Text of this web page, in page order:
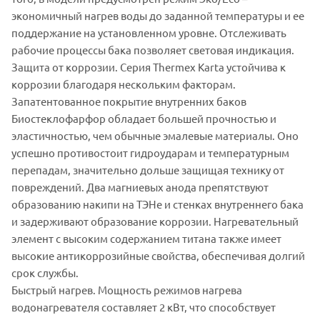
экономичный нагрев воды до заданной температуры и ее
поддержание на установленном уровне. Отслеживать
рабочие процессы бака позволяет световая индикация.
Защита от коррозии. Серия Thermex Karta устойчива к
коррозии благодаря нескольким факторам.
Запатентованное покрытие внутренних баков
Биостеклофарфор обладает большей прочностью и
эластичностью, чем обычные эмалевые материалы. Оно
успешно противостоит гидроударам и температурным
перепадам, значительно дольше защищая технику от
повреждений. Два магниевых анода препятствуют
образованию накипи на ТЭНе и стенках внутреннего бака
и задерживают образование коррозии. Нагревательный
элемент с высоким содержанием титана также имеет
высокие антикоррозийные свойства, обеспечивая долгий
срок службы.
Быстрый нагрев. Мощность режимов нагрева
водонагревателя составляет 2 кВт, что способствует